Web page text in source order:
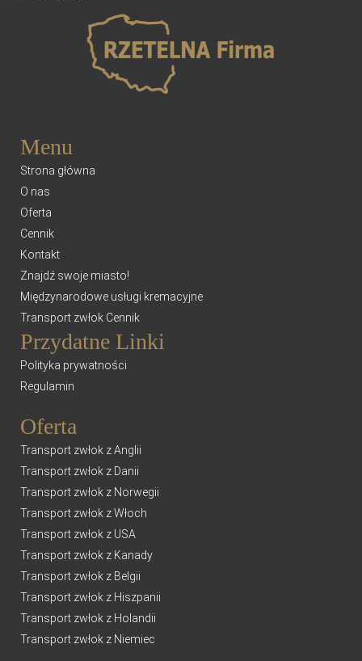
Menu
Strona główna
O nas
Oferta
Cennik
Kontakt
Znajdź swoje miasto!
Międzynarodowe usługi kremacyjne
Transport zwłok Cennik
Przydatne Linki
Polityka prywatności
Regulamin
Oferta
Transport zwłok z Anglii
Transport zwłok z Danii
Transport zwłok z Norwegii
Transport zwłok z Włoch
Transport zwłok z USA
Transport zwłok z Kanady
Transport zwłok z Belgii
Transport zwłok z Hiszpanii
Transport zwłok z Holandii
Transport zwłok z Niemiec